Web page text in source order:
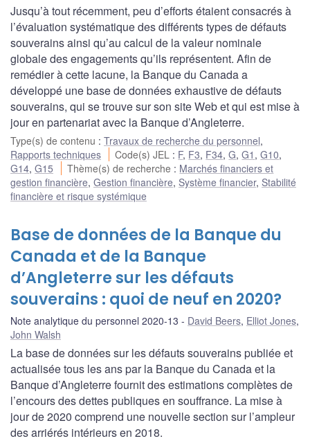
Jusqu’à tout récemment, peu d’efforts étaient consacrés à
l’évaluation systématique des différents types de défauts
souverains ainsi qu’au calcul de la valeur nominale
globale des engagements qu’ils représentent. Afin de
remédier à cette lacune, la Banque du Canada a
développé une base de données exhaustive de défauts
souverains, qui se trouve sur son site Web et qui est mise à
jour en partenariat avec la Banque d’Angleterre.
Type(s) de contenu : Travaux de recherche du personnel,
Rapports techniques
Code(s) JEL : F, F3, F34,G,G1 ,G10,
G14, G15 Thème(s) de recherche : Marchés financiers et
gestion financière, Gestion financière, Système financier, Stabilité
financière et risque systémique
Base de données de la Banque du
Canada et de la Banque
d’Angleterre sur les défauts
souverains : quoi de neuf en 2020?
Note analytique du personnel 2020-13 David Beers, Elliot Jones,
John Walsh
La base de données sur les défauts souverains publiée et
actualisée tous les ans par la Banque du Canada et la
Banque d’Angleterre fournit des estimations complètes de
l’encours des dettes publiques en souffrance. La mise à
jour de 2020 comprend une nouvelle section sur l’ampleur
des arriérés intérieurs en 2018.